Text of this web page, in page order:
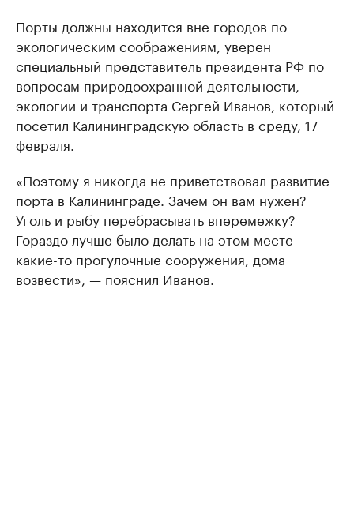
Порты должны находится вне городов по
экологическим соображениям, уверен
специальный представитель президента РФ по
вопросам природоохранной деятельности,
экологии и транспорта Сергей Иванов, который
посетил Калининградскую область в среду, 17
февраля.
«Поэтому я никогда не приветствовал развитие
порта в Калининграде. Зачем он вам нужен?
Уголь и рыбу перебрасывать вперемежку?
Гораздо лучше было делать на этом месте
какие-то прогулочные сооружения, дома
возвести», — пояснил Иванов.